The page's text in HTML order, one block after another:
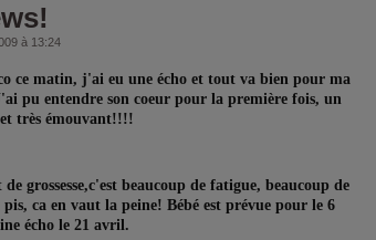
à 13:24
ce matin, j'ai eu une écho et tout va bien pour ma
pu entendre son coeur pour la première fois, un
très émouvant!!!!
grossesse,c'est beaucoup de fatigue, beaucoup de
pis, ca en vaut la peine! Bébé est prévue pour le 6
écho le 21 avril.